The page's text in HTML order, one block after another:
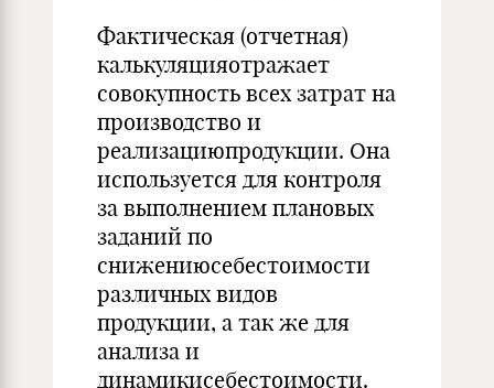
Фактическая (отчетная)
калькуляцияотражает
совокупность всех затрат на
производство и
реализациюпродукции. Она
используется для контроля
за выполнением плановых
заданий по
снижениюсебестоимости
различных видов
продукции, а так же для
анализа и
динамикисебестоимости.